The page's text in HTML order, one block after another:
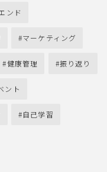
ンド
マーケティング
健康管理 振り返り
ント
自己学習